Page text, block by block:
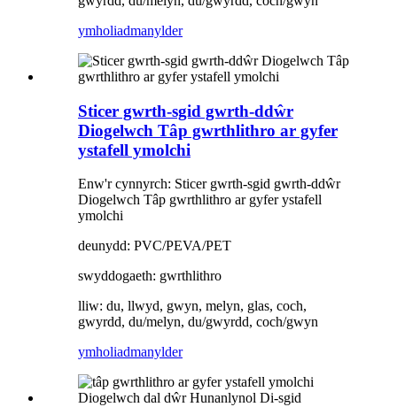
ymholiadmanylder
Sticer gwrth-sgid gwrth-ddŵr
Diogelwch Tâp gwrthlithro ar gyfer
ystafell ymolchi
Enw'r cynnyrch: Sticer gwrth-sgid gwrth-ddŵr
Diogelwch Tâp gwrthlithro ar gyfer ystafell
ymolchi
deunydd: PVC/PEVA/PET
swyddogaeth: gwrthlithro
lliw: du, llwyd, gwyn, melyn, glas, coch,
gwyrdd, du/melyn, du/gwyrdd, coch/gwyn
ymholiadmanylder